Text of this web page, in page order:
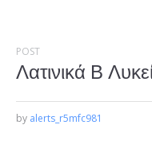
POST
Λατινικά Β
by alerts_r5mfc981